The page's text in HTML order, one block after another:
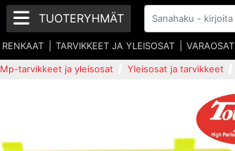
TUOTERYHMÄT
RENKAAT TARVIKKEET JA YLEISOSAT VARAOSAT
Mp-tarvikkeet ja yleisosat Yleisosat ja tarvikkeet